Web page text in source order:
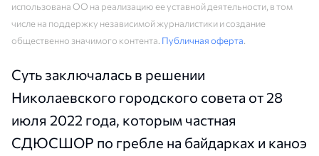
использована ОО на реализацию ее уставной деятельности, в том
числе на поддержку независимой журналистики и создание
общественно значимого контента. Публичная оферта.
Суть заключалась в решении
Николаевского городского совета от 28
июля 2022 года, которым частная
СДЮСШОР по гребле на байдарках и каноэ